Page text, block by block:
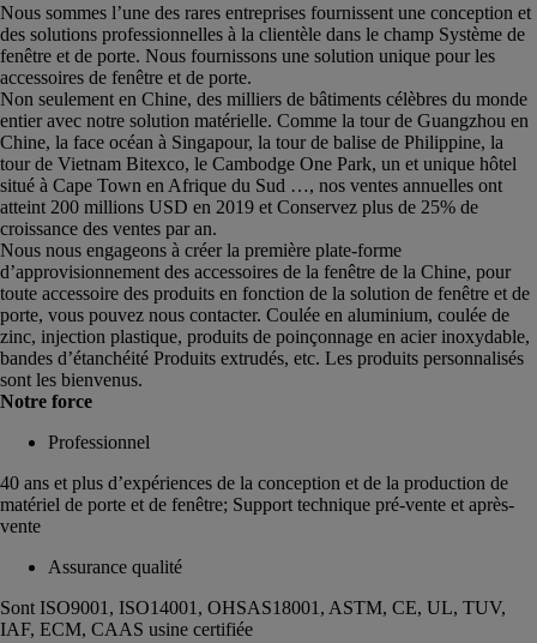
Nous sommes l’une des rares entreprises fournissent une conception et
des solutions professionnelles à la clientèle dans le champ Système de
fenêtre et de porte. Nous fournissons une solution unique pour les
accessoires de fenêtre et de porte.
Non seulement en Chine, des milliers de bâtiments célèbres du monde
entier avec notre solution matérielle. Comme la tour de Guangzhou en
Chine, la face océan à Singapour, la tour de balise de Philippine, la
tour de Vietnam Bitexco, le Cambodge One Park, un et unique hôtel
situé à Cape Town en Afrique du Sud …, nos ventes annuelles ont
atteint 200 millions USD en 2019 et Conservez plus de 25% de
croissance des ventes par an.
Nous nous engageons à créer la première plate-forme
d’approvisionnement des accessoires de la fenêtre de la Chine, pour
toute accessoire des produits en fonction de la solution de fenêtre et de
porte, vous pouvez nous contacter. Coulée en aluminium, coulée de
zinc, injection plastique, produits de poinçonnage en acier inoxydable,
bandes d’étanchéité Produits extrudés, etc. Les produits personnalisés
sont les bienvenus.
Notre force
Professionnel
40 ans et plus d’expériences de la conception et de la production de
matériel de porte et de fenêtre; Support technique pré-vente et après-
vente
Assurance qualité
Sont ISO9001, ISO14001, OHSAS18001, ASTM, CE, UL, TUV,
IAF, ECM, CAAS usine certifiée